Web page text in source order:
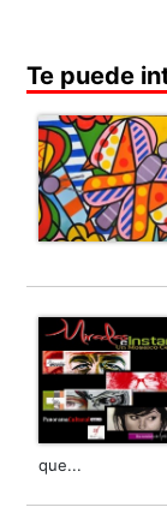
Te puede
que...